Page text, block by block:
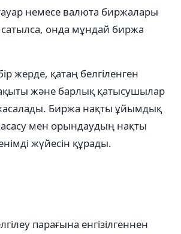
немесе валюта биржалары
онда мұндай биржа
жерде, қатаң белгіленген
және барлық қатысушылар
Биржа нақты ұйымдық
мен орындаудың нақты
жүйесін құрады.
парағына енгізілгеннен